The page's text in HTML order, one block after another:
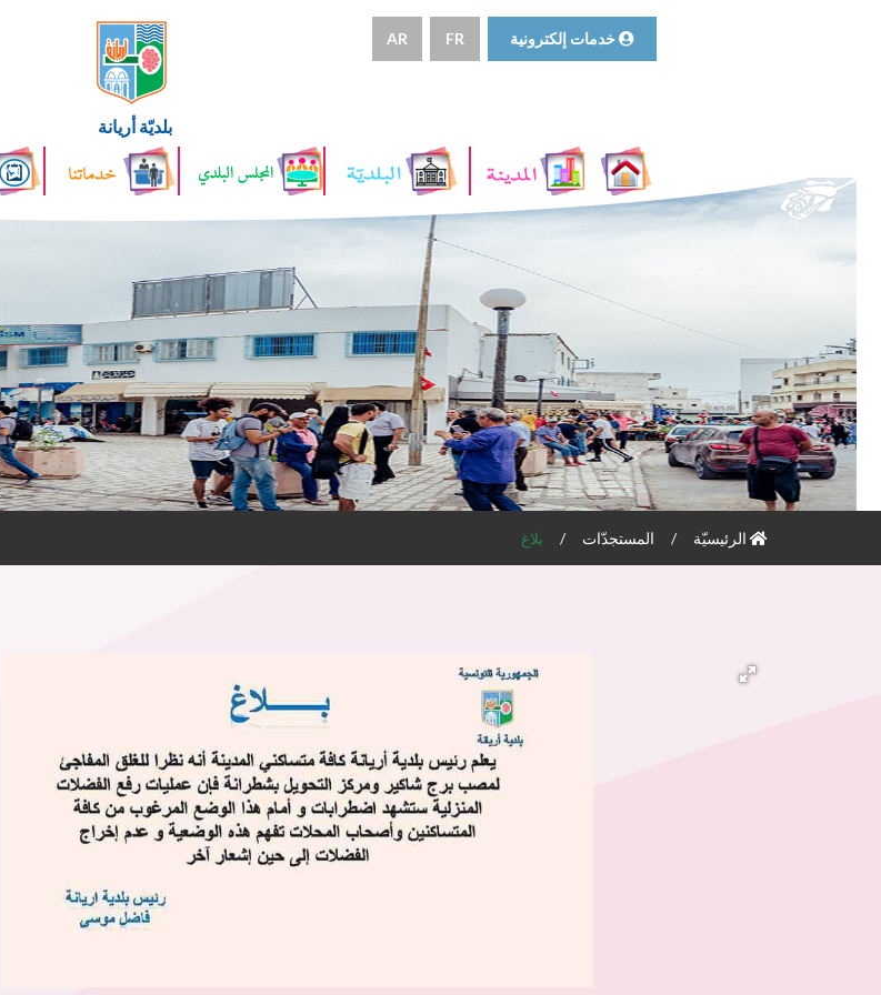
بلديّة أريانة
خدمات إلكترونية FR
AR
الرئيسيّة المستجدّات بلاغ